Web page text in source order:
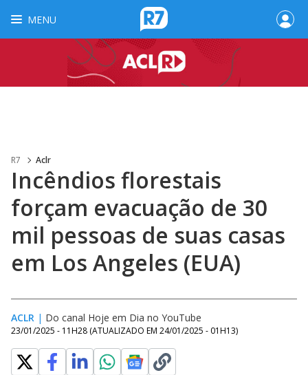
MENU
R7 Aclr
Incêndios florestais
forçam evacuação de 30
mil pessoas de suas casas
em Los Angeles (EUA)
ACLR | Do canal Hoje em Dia no YouTube
23/01/2025 - 11H28 (ATUALIZADO EM 24/01/2025 - 01H13)